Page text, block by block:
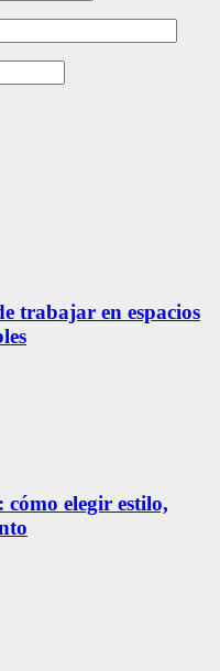
trabajar en espacios
elegir estilo,